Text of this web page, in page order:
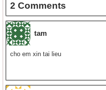
2 Comments
tam
cho em xin tai lieu